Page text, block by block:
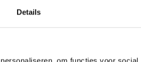
Details